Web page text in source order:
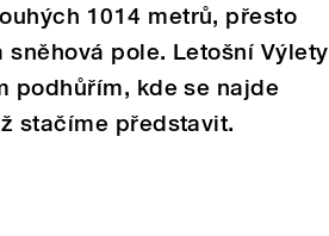
1014 metrů, přesto
pole. Letošní Výlety
podhůřím, kde se najde
stačíme představit.